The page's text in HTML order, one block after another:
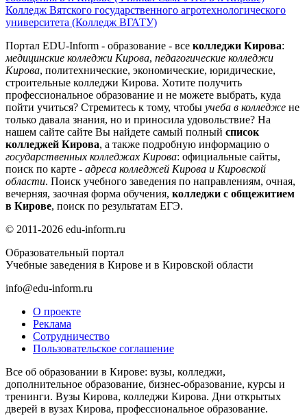
Колледж Вятского государственного агротехнологического
университета (Колледж ВГАТУ)
Портал EDU-Inform - образование - все колледжи Кирова:
медицинские колледжи Кирова, педагогические колледжи
Кирова, политехнические, экономические, юридические,
строительные колледжи Кирова. Хотите получить
профессиональное образование и не можете выбрать, куда
пойти учиться? Стремитесь к тому, чтобы учеба в колледже не
только давала знания, но и приносила удовольствие? На
нашем сайте сайте Вы найдете самый полный список
колледжей Кирова, а также подробную информацию о
государственных колледжах Кирова: официальные сайты,
поиск по карте - адреса колледжей Кирова и Кировской
области. Поиск учебного заведения по направлениям, очная,
вечерняя, заочная форма обучения, колледжи с общежитием
в Кирове, поиск по результатам ЕГЭ.
© 2011-2026 edu-inform.ru
Образовательный портал
Учебные заведения в Кирове и в Кировской области
info@edu-inform.ru
О проекте
Реклама
Сотрудничество
Пользовательское соглашение
Все об образовании в Кирове: вузы, колледжи,
дополнительное образование, бизнес-образование, курсы и
тренинги. Вузы Кирова, колледжи Кирова. Дни открытых
дверей в вузах Кирова, профессиональное образование.